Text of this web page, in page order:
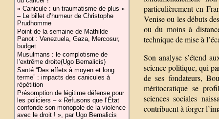
« Canicule : un traumatisme de plus »
– Le billet d’humeur de Christophe
Prudhomme
Point de la semaine de Mathilde
Panot : Venezuela, Gaza, Mercosur,
budget
Musulmans : le complotisme de
l’extrême droite(Ugo Bernalicis)
Santé “Des effets à moyen et long
terme” : impacts des canicules à
répétition
Présomption de légitime défense pour
les policiers – « Refusons que l’État
confonde son monopole de la violence
avec le droit ! », par Ugo Bernalicis
particulièrement en
Venise ou les débuts
ou du moins à
technique de mise à
Son analyse s’étend
science politique, qui
de ses fondateurs,
méritocratique se
sciences sociales
contribuent à forger